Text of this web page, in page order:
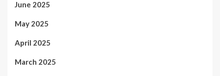
June 2025
May 2025
April 2025
March 2025